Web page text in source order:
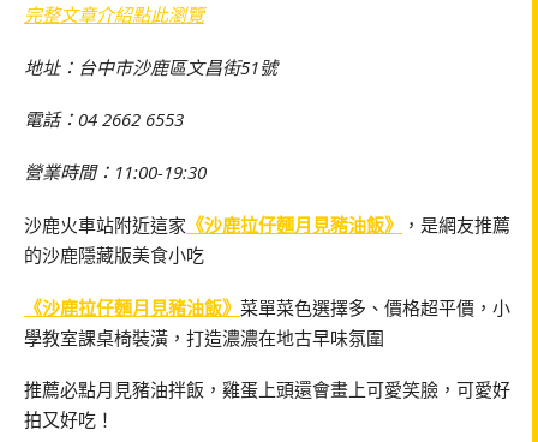
完整文章介紹點此瀏覽
地址：台中市沙鹿區文昌街51號
電話：04 2662 6553
營業時間：11:00-19:30
沙鹿火車站附近這家 《沙鹿拉仔麵月見豬油飯》
，是網友推薦
的沙鹿隱藏版美食小吃
《沙鹿拉仔麵月見豬油飯》 菜單菜色選擇多、價格超平價，小
學教室課桌椅裝潢，打造濃濃在地古早味氛圍
推薦必點月見豬油拌飯，雞蛋上頭還會畫上可愛笑臉，可愛好
拍又好吃！